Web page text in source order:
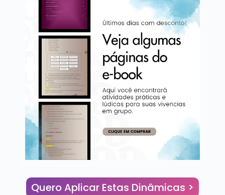
Quero Aplicar Estas Dinâmicas >